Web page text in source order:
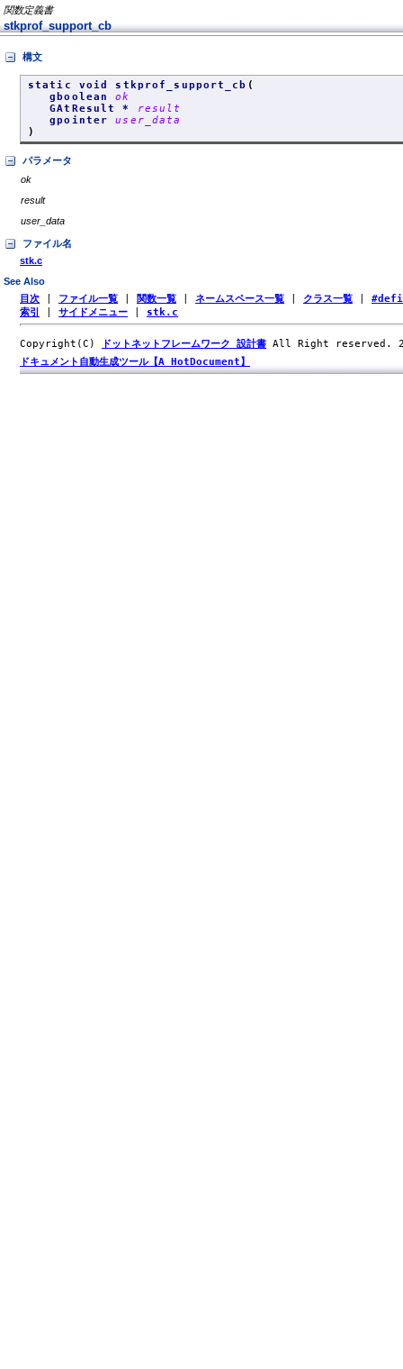
関数定義書
stkprof_support_cb
構文
static void stkprof_support_cb (
gbooleanok
GAtResult *
result
gpointeruser_data
)
パラメータ
ok
result
user_data
ファイル名
stk.c
See Also
目次 ファイル一覧 関数一覧 ネームスペース一覧 クラス一覧
索引
サイドメニュー stk.c
Copyright(C) ドットネットフレームワーク 設計書 All Right reserved.
ドキュメント自動生成ツール【A HotDocument】